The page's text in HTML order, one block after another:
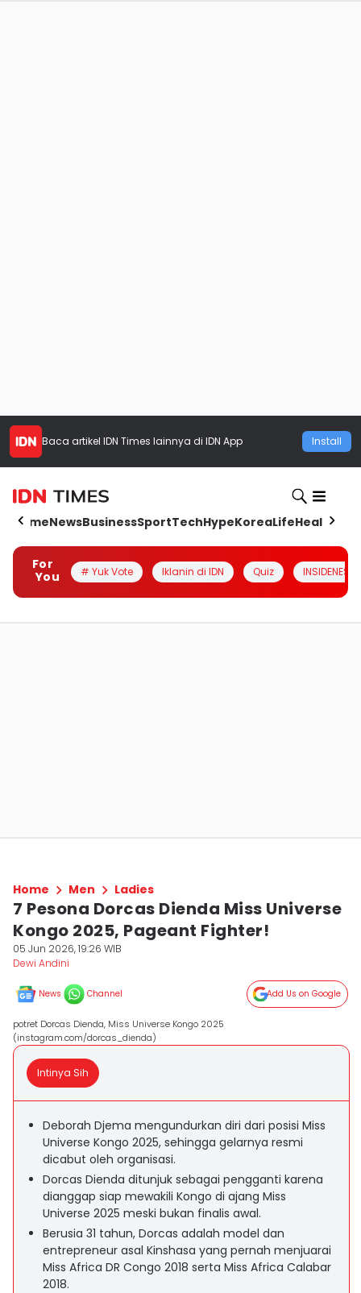
Baca artikel IDN Times lainnya di IDN App Install
HomeNewsBusinessSportTechHypeKoreaLifeHealth
For
You
# Yuk Vote Iklanin di IDN Quiz INSIDENESIA
Home Men Ladies
7 Pesona Dorcas Dienda Miss Universe
Kongo 2025, Pageant Fighter!
05 Jun 2026, 19:26 WIB
Dewi Andini
News Channel Add Us on Google
potret Dorcas Dienda, Miss Universe Kongo 2025
(instagram.com/dorcas_dienda)
Intinya Sih
Deborah Djema mengundurkan diri dari posisi Miss
Universe Kongo 2025, sehingga gelarnya resmi
dicabut oleh organisasi.
Dorcas Dienda ditunjuk sebagai pengganti karena
dianggap siap mewakili Kongo di ajang Miss
Universe 2025 meski bukan finalis awal.
Berusia 31 tahun, Dorcas adalah model dan
entrepreneur asal Kinshasa yang pernah menjuarai
Miss Africa DR Congo 2018 serta Miss Africa Calabar
2018.